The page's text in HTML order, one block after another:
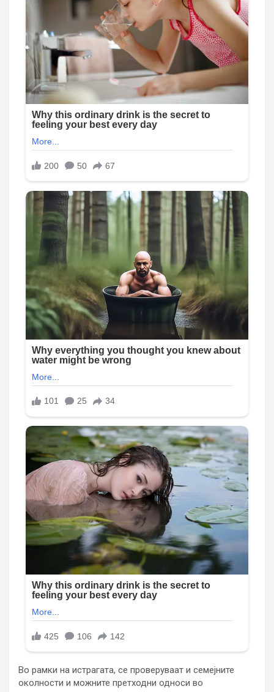
Во рамки на истрагата, се проверуваат и семејните
околности и можните претходни односи во